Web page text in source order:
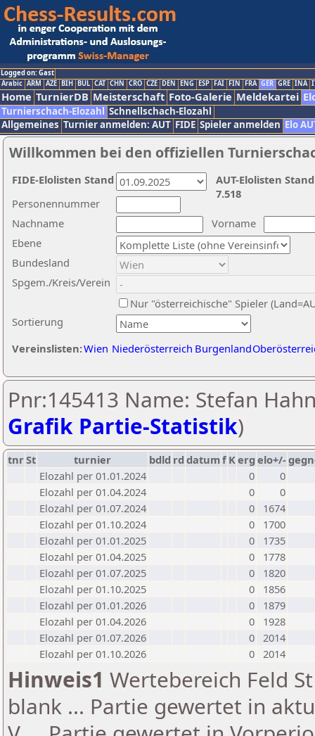
Logged on: Gast
Arabic ARM AZE BIH BUL CAT CHN CRO CZE DEN ENG ESP FAI FIN FRA GER GRE INA
Home TurnierDB Meisterschaft Foto-Galerie Meldekartei
Turnierschach-Elozahl Schnellschach-Elozahl
Allgemeines Turnier anmelden: AUT FIDE Spieler anmelden Elo
Willkommen bei den offiziellen
Nachname
Vorname
Ebene
Sortierung
Personennummer
Bundesland
Spgem./Kreis/Verein
Nur "österreichische" Spieler
Vereinslisten:Wien Niederösterreich Burgenland
AUT-Elolisten
7.518
FIDE-Elolisten Stand
Pnr:145413 Name: Stefan
Grafik Partie-Statistik)
tnrSt turnier bdld rd datumf Kerg elo+/-
Elozahl per 01.01.2024
0
0
Elozahl per 01.04.2024
0
0
Elozahl per 01.07.2024
0
1674
Elozahl per 01.10.2024
0
1700
Elozahl per 01.01.2025
0
1735
Elozahl per 01.04.2025
0
1778
Elozahl per 01.07.2025
0
1820
Elozahl per 01.10.2025
0
1856
Elozahl per 01.01.2026
0
1879
Elozahl per 01.04.2026
0
1928
Elozahl per 01.07.2026
0 2014
Elozahl per 01.10.2026
0 2014
Hinweis1 Wertebereich Feld
blank ... Partie gewertet in